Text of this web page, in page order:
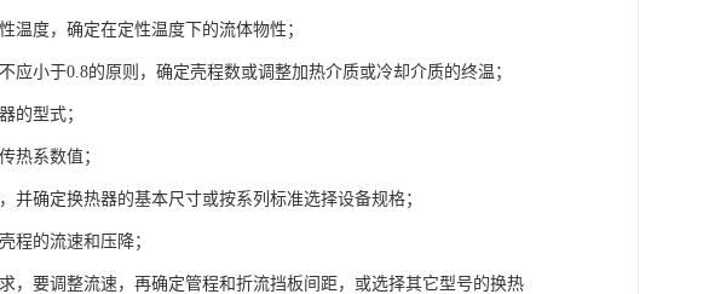
温度，确定在定性温度下的流体物性；
小于0.8的原则，确定壳程数或调整加热介质或冷却介质的终温；
的型式；
热系数值；
确定换热器的基本尺寸或按系列标准选择设备规格；
程的流速和压降；
，要调整流速，再确定管程和折流挡板间距，或选择其它型号的换热